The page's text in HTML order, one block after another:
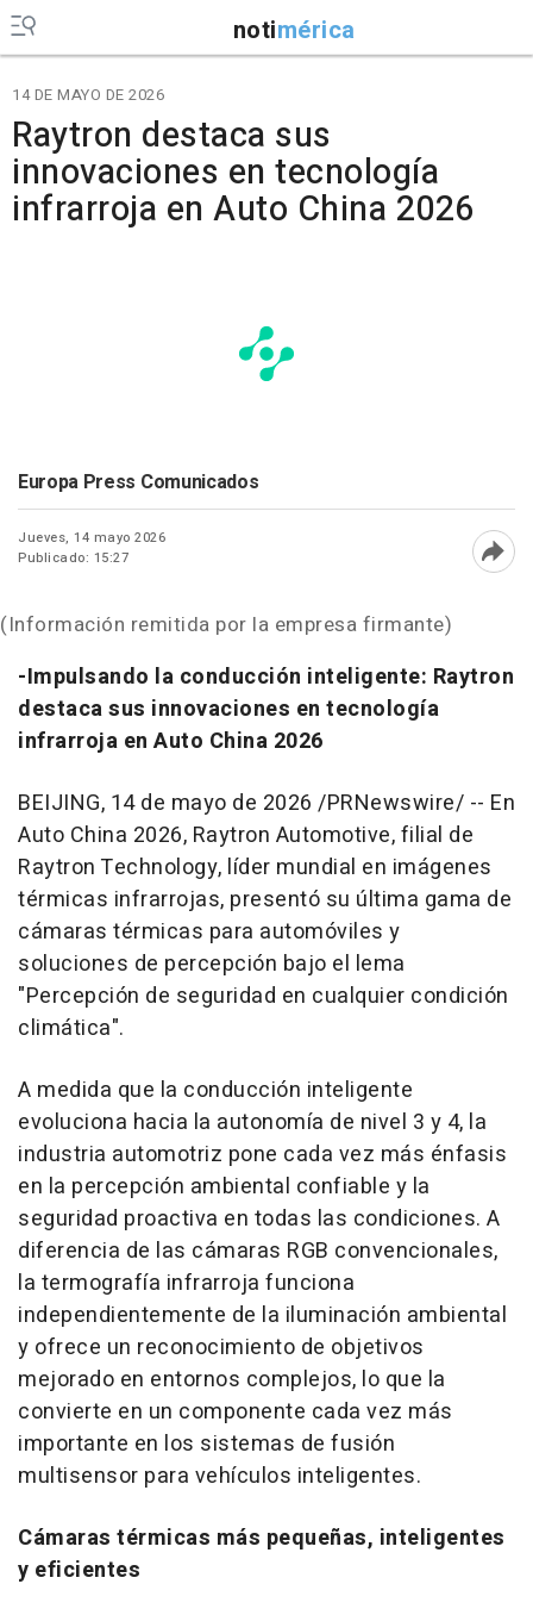
notimérica
14 DE MAYO DE 2026
Raytron destaca sus
innovaciones en tecnología
infrarroja en Auto China 2026
Europa Press Comunicados
Jueves, 14 mayo 2026
Publicado: 15:27
(Información remitida por la empresa firmante)
-Impulsando la conducción inteligente: Raytron
destaca sus innovaciones en tecnología
infrarroja en Auto China 2026
BEIJING, 14 de mayo de 2026 /PRNewswire/ -- En
Auto China 2026, Raytron Automotive, filial de
Raytron Technology, líder mundial en imágenes
térmicas infrarrojas, presentó su última gama de
cámaras térmicas para automóviles y
soluciones de percepción bajo el lema
"Percepción de seguridad en cualquier condición
climática".
A medida que la conducción inteligente
evoluciona hacia la autonomía de nivel 3 y 4, la
industria automotriz pone cada vez más énfasis
en la percepción ambiental confiable y la
seguridad proactiva en todas las condiciones. A
diferencia de las cámaras RGB convencionales,
la termografía infrarroja funciona
independientemente de la iluminación ambiental
y ofrece un reconocimiento de objetivos
mejorado en entornos complejos, lo que la
convierte en un componente cada vez más
importante en los sistemas de fusión
multisensor para vehículos inteligentes.
Cámaras térmicas más pequeñas, inteligentes
y eficientes